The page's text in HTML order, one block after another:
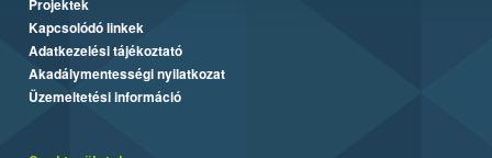
Projektek
Kapcsolódó linkek
Adatkezelési tájékoztató
Akadálymentességi nyilatkozat
Üzemeltetési információ